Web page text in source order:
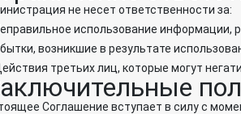
не несет ответственности за:
использование информации,
возникшие в результате
третьих лиц, которые могут
Соглашение вступает в силу с